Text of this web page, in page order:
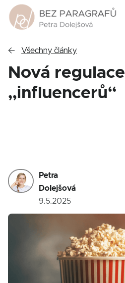
 Všechny články
Nová regulace
„influencerů“
Petra
Dolejšová
9.5.2025